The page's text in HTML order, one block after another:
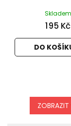
Skladem
195 Kč
DO